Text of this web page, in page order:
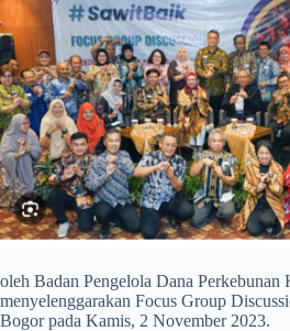
oleh Badan Pengelola Dana
menyelenggarakan Focus Group
Bogor pada Kamis, 2 November 2023.